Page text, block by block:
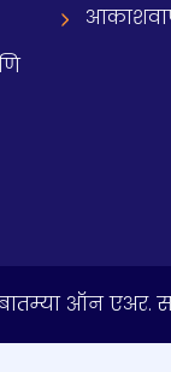
ऑन एअर.